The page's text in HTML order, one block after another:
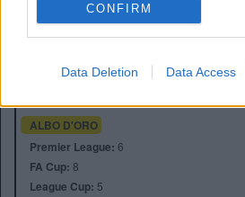
CONFIRM
Data Deletion Data Access
Anno di Fondazione:1905
Stadio:Stamford Bridge (41.837)
Presidente: Todd Boehly
ALBO D'ORO
Premier League: 6
FA Cup: 8
League Cup: 5